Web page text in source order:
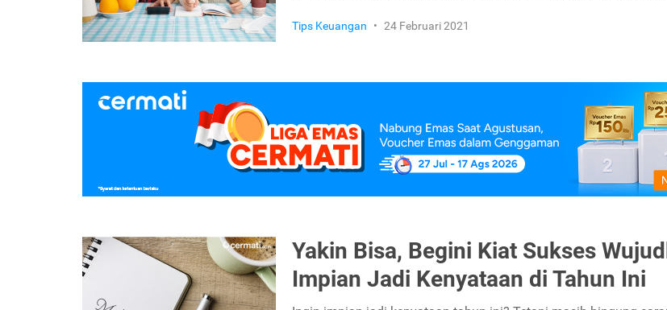
Tips Keuangan • 24 Februari 2021
Yakin Bisa, Begini Kiat Sukses
Impian Jadi Kenyataan di Tahun Ini